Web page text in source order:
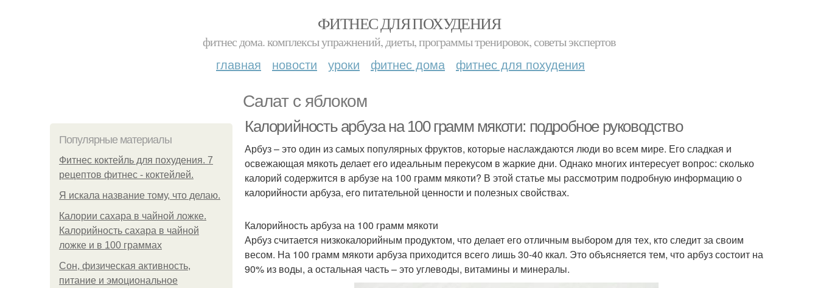
ФИТНЕС ДЛЯ ПОХУДЕНИЯ
фитнес дома. комплексы упражнений, диеты, программы тренировок, советы экспертов
главная новости уроки фитнес дома фитнес для похудения
Салат с яблоком
Популярные материалы
Фитнес коктейль для похудения. 7
рецептов фитнес - коктейлей.
Я искала название тому, что делаю.
Калории сахара в чайной ложке.
Калорийность сахара в чайной
ложке и в 100 граммах
Сон, физическая активность,
питание и эмоциональное
Калорийность арбуза на 100 грамм мякоти: подробное руководство
Арбуз – это один из самых популярных фруктов, которые наслаждаются люди во всем мире. Его сладкая и
освежающая мякоть делает его идеальным перекусом в жаркие дни. Однако многих интересует вопрос: сколько
калорий содержится в арбузе на 100 грамм мякоти? В этой статье мы рассмотрим подробную информацию о
калорийности арбуза, его питательной ценности и полезных свойствах.
Калорийность арбуза на 100 грамм мякоти
Арбуз считается низкокалорийным продуктом, что делает его отличным выбором для тех, кто следит за своим
весом. На 100 грамм мякоти арбуза приходится всего лишь 30-40 ккал. Это объясняется тем, что арбуз состоит на
90% из воды, а остальная часть – это углеводы, витамины и минералы.